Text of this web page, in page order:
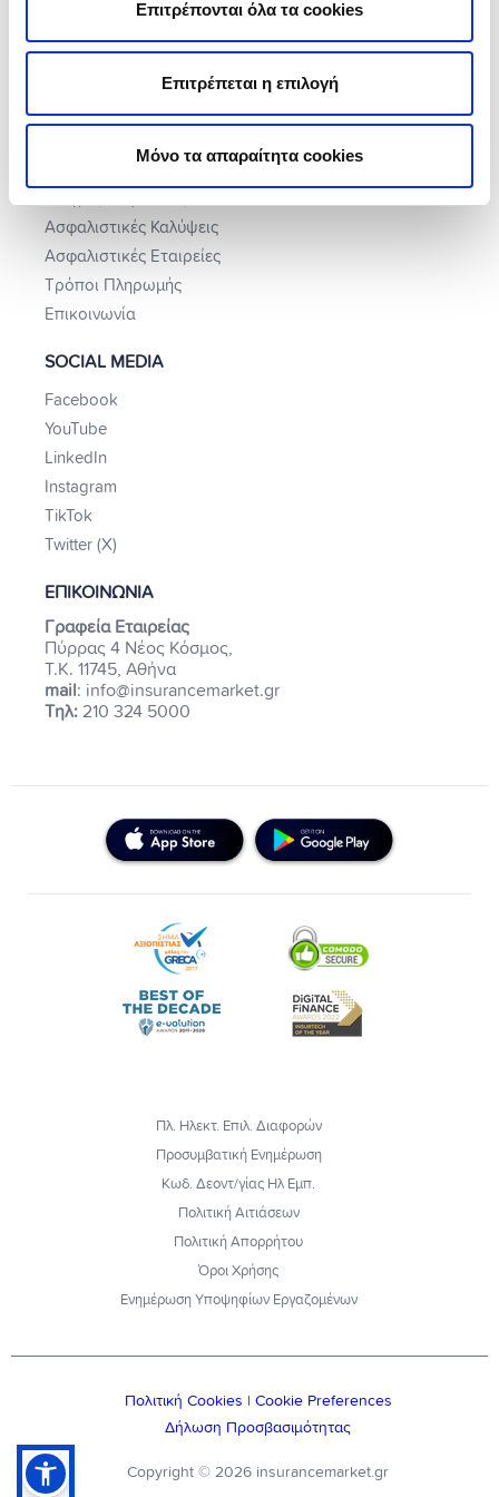
Επιτρέπονται όλα τα cookies
Επιτρέπεται η επιλογή
Μόνο τα απαραίτητα cookies
Ενέργεια
Παροχή Arag SE
HELP CENTER
Ασφαλιστικές Καλύψεις
Ασφαλιστικές Εταιρείες
Τρόποι Πληρωμής
Επικοινωνία
SOCIAL MEDIA
Facebook
YouTube
LinkedIn
Instagram
TikTok
Twitter (X)
ΕΠΙΚΟΙΝΩΝΙΑ
Γραφεία Εταιρείας
Πύρρας 4 Νέος Κόσμος,
Τ.Κ. 11745, Αθήνα
mail: info@insurancemarket.gr
Τηλ: 210 324 5000
Πλ. Ηλεκτ. Επιλ. Διαφορών
Προσυμβατική Ενημέρωση
Κωδ. Δεοντ/γίας Ηλ Εμπ.
Πολιτική Αιτιάσεων
Πολιτική Απορρήτου
Όροι Χρήσης
Ενημέρωση Υποψηφίων Εργαζομένων
Πολιτική Cookies
Cookie Preferences
Δήλωση Προσβασιμότητας
Copyright © 2026 insurancemarket.gr